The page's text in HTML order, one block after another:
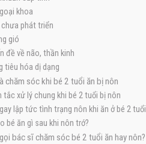
khoa
chưa phát triển
gió
đề về não, thần kinh
tiêu hóa dị dạng
chăm sóc khi bé 2 tuổi ăn bị nôn
tắc xử lý chung khi bé 2 tuổi bị nôn
lập tức tình trạng nôn khi ăn ở bé 2 tuổi
bé ăn gì sau khi nôn trớ?
bác sĩ chăm sóc bé 2 tuổi ăn hay nôn?